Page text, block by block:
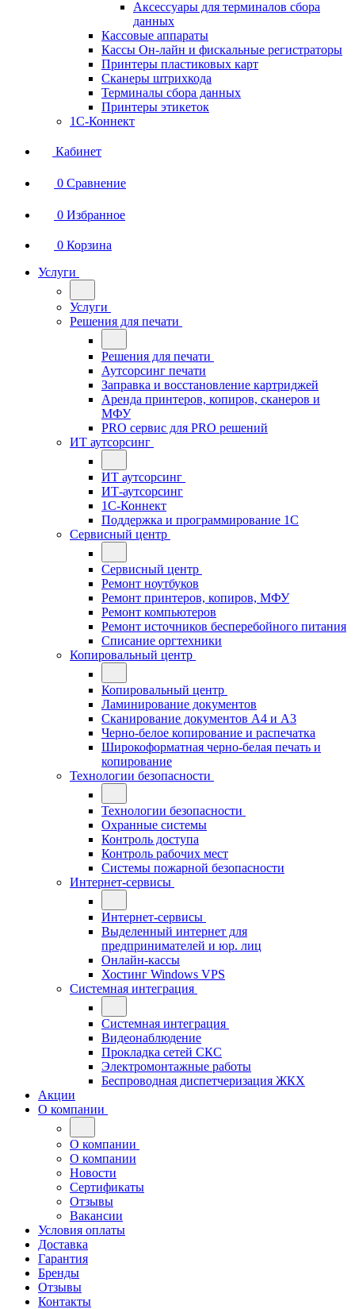
Аксессуары для терминалов сбора
данных
Кассовые аппараты
Кассы Он-лайн и фискальные регистраторы
Принтеры пластиковых карт
Сканеры штрихкода
Терминалы сбора данных
Принтеры этикеток
1С-Коннект
Кабинет
0 Сравнение
0 Избранное
0 Корзина
Услуги
Услуги
Решения для печати
Решения для печати
Аутсорсинг печати
Заправка и восстановление картриджей
Аренда принтеров, копиров, сканеров и
МФУ
PRO сервис для PRO решений
ИТ аутсорсинг
ИТ аутсорсинг
ИТ-аутсорсинг
1С-Коннект
Поддержка и программирование 1С
Сервисный центр
Сервисный центр
Ремонт ноутбуков
Ремонт принтеров, копиров, МФУ
Ремонт компьютеров
Ремонт источников бесперебойного питания
Списание оргтехники
Копировальный центр
Копировальный центр
Ламинирование документов
Сканирование документов А4 и А3
Черно-белое копирование и распечатка
Широкоформатная черно-белая печать и
копирование
Технологии безопасности
Технологии безопасности
Охранные системы
Контроль доступа
Контроль рабочих мест
Системы пожарной безопасности
Интернет-сервисы
Интернет-сервисы
Выделенный интернет для
предпринимателей и юр. лиц
Онлайн-кассы
Хостинг Windows VPS
Системная интеграция
Системная интеграция
Видеонаблюдение
Прокладка сетей СКС
Электромонтажные работы
Беспроводная диспетчеризация ЖКХ
Акции
О компании
О компании
О компании
Новости
Сертификаты
Отзывы
Вакансии
Условия оплаты
Доставка
Гарантия
Бренды
Отзывы
Контакты